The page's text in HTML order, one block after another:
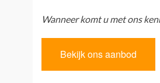
Wanneer komt u met ons
Bekijk ons aanbod